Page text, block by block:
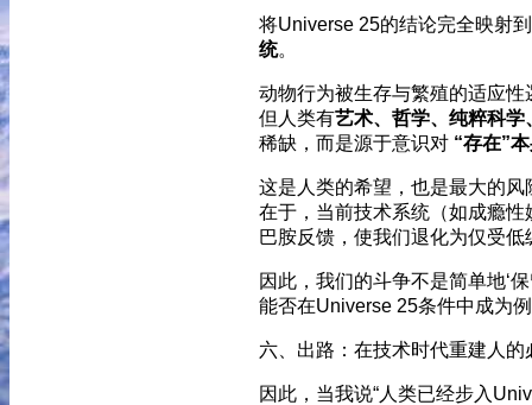
将Universe 25的结论完全映射
统。
动物行为被生存与繁殖的适应
但人类有艺术、哲学、纯粹科
稀缺，而是源于意识对 “存在”
这是人类的希望，也是最大的风
在于，当前技术系统（如成瘾
巴胺反馈，使我们退化为仅受低
因此，我们的斗争不是简单地‘
能否在Universe 25条件中成为
六、出路：在技术时代重建人的
因此，当我说“人类已经步入